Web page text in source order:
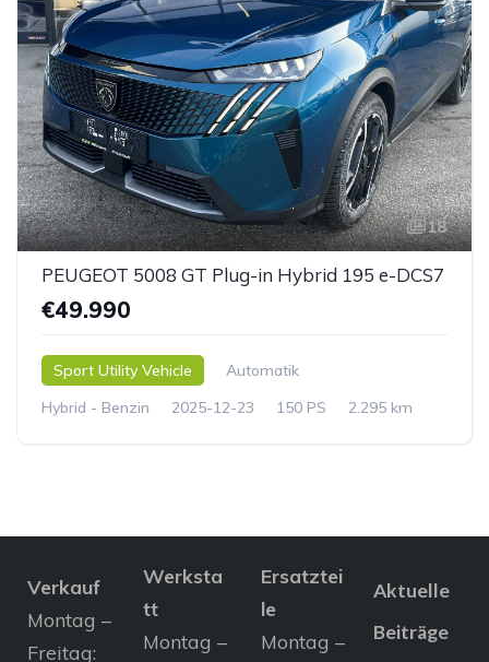
18
PEUGEOT 5008 GT Plug-in Hybrid 195 e-DCS7
€49.990
Sport Utility Vehicle
Automatik
Hybrid - Benzin
2025-12-23 150 PS 2.295 km
Verkauf
Montag –
Freitag:
Werksta
tt
Montag –
Ersatztei
le
Montag –
Aktuelle
Beiträge